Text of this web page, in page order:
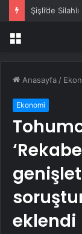
Şişli’de Silahlı
Menü
Anasayfa /
Ekonomi
eklendi